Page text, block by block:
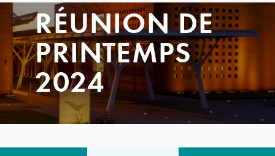
RÉUNION DE
PRINTEMPS
2024